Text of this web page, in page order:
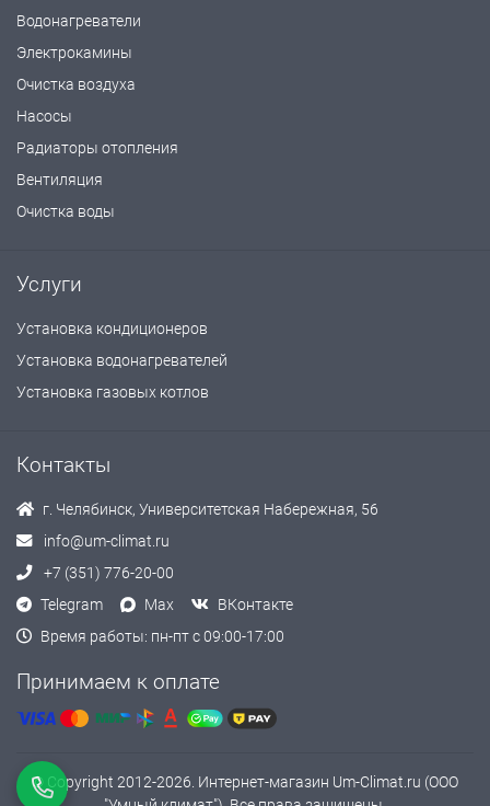
Водонагреватели
Электрокамины
Очистка воздуха
Насосы
Радиаторы отопления
Вентиляция
Очистка воды
Услуги
Установка кондиционеров
Установка водонагревателей
Установка газовых котлов
Контакты
г. Челябинск, Университетская Набережная, 56
info@um-climat.ru
+7 (351) 776-20-00
Telegram
Max
ВКонтакте
Время работы: пн-пт с 09:00-17:00
Принимаем к оплате
© Copyright 2012-2026. Интернет-магазин Um-Climat.ru (ООО